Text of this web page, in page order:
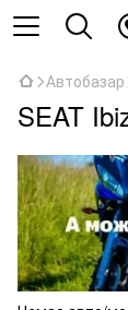
Автобазар
SEAT